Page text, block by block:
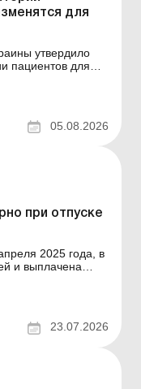
для
утвердило
пациентов для
№ 1044.
и
05.08.2026
при отпуске
2025 года, в
и выплачена
в
период 2025–
23.07.2026